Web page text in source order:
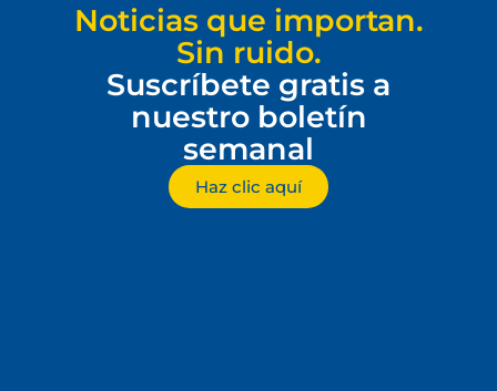
Noticias que importan.
Sin ruido.
Suscríbete gratis a
nuestro boletín
semanal
Haz clic aquí